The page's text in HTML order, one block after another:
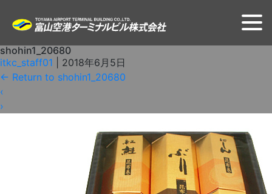
shohin1_20680
itkc_staff01
2018年6月5日
← Return to shohin1_20680
‹
›